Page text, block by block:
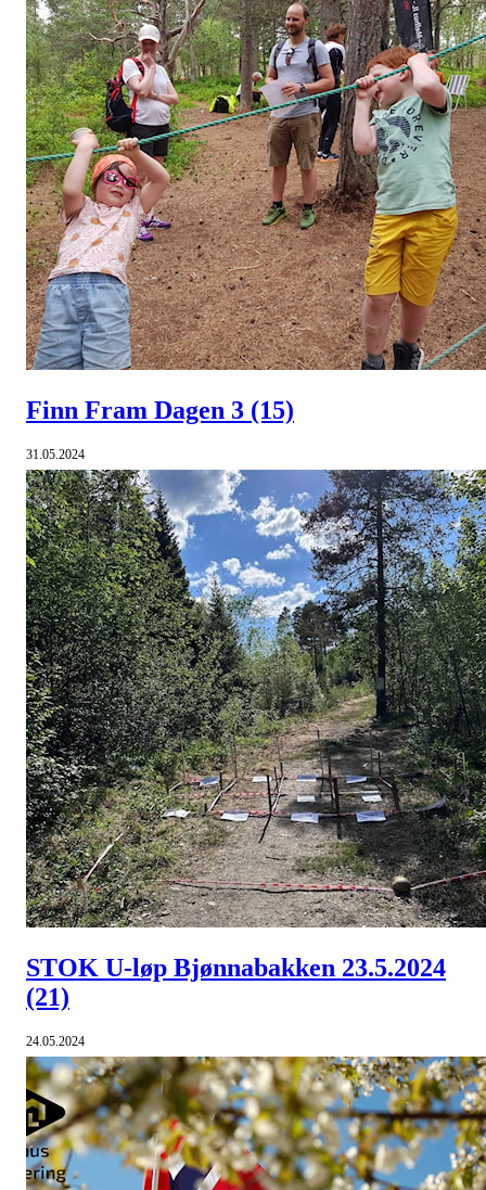
Finn Fram Dagen 3 (15)
31.05.2024
STOK U-løp Bjønnabakken 23.5.2024
(21)
24.05.2024